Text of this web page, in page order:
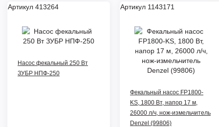
Артикул 413264
Насос фекальный 250 Вт
ЗУБР НПФ-250
Артикул 1143171
Фекальный насос FP1800-
KS, 1800 Вт, напор 17 м,
26000 л/ч, нож-измельчитель
Denzel (99806)